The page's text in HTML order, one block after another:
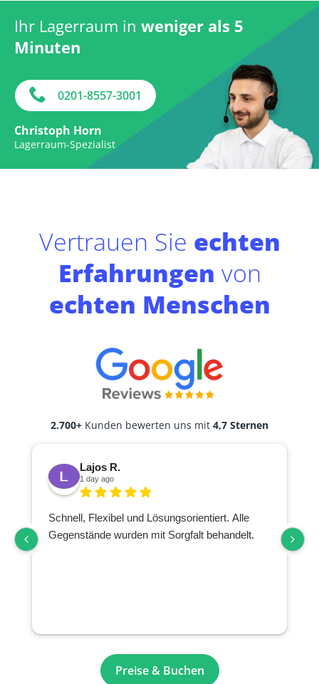
Ihr Lagerraum in weniger als 5
Minuten
0201-8557-3001
Christoph Horn
Lagerraum-Spezialist
Vertrauen Sie echten
Erfahrungen von
echten Menschen
2.700+ Kunden bewerten uns mit 4,7 Sternen
Lajos R.
1 day ago
Schnell, Flexibel und Lösungsorientiert. Alle
Gegenstände wurden mit Sorgfalt behandelt.
Preise & Buchen